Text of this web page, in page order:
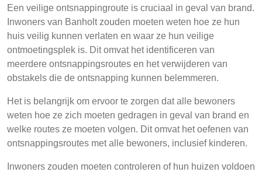
Een veilige ontsnappingroute is cruciaal in geval van brand.
Inwoners van Banholt zouden moeten weten hoe ze hun
huis veilig kunnen verlaten en waar ze hun veilige
ontmoetingsplek is. Dit omvat het identificeren van
meerdere ontsnappingsroutes en het verwijderen van
obstakels die de ontsnapping kunnen belemmeren.
Het is belangrijk om ervoor te zorgen dat alle bewoners
weten hoe ze zich moeten gedragen in geval van brand en
welke routes ze moeten volgen. Dit omvat het oefenen van
ontsnappingsroutes met alle bewoners, inclusief kinderen.
Inwoners zouden moeten controleren of hun huizen voldoen